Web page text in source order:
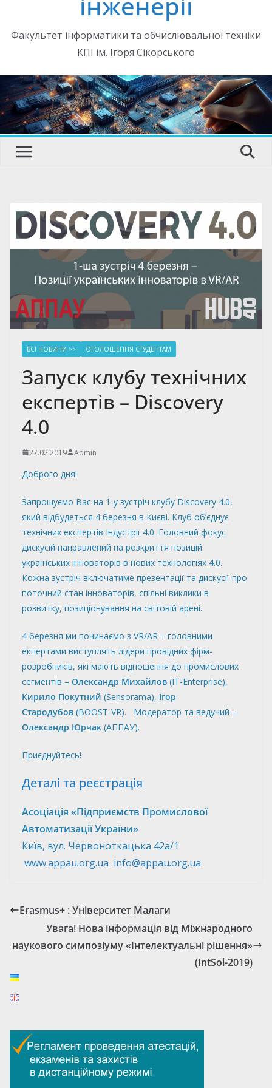
Факультет інформатики та обчислювальної техніки
КПІ ім. Ігоря Сікорського
ВСІ НОВИНИ >> ОГОЛОШЕННЯ СТУДЕНТАМ
Запуск клубу технічних
експертів – Discovery
4.0
27.02.2019 Admin
Доброго дня!
Запрошуємо Вас на 1-у зустріч клубу Discovery 4.0,
який відбудеться 4 березня в Києві. Клуб об’єднує
технічних експертів Індустрії 4.0. Головний фокус
дискусій направлений на розкриття позицій
українських інноваторів в нових технологіях 4.0.
Кожна зустріч включатиме презентації та дискусії про
поточний стан інноваторів, спільні виклики в
розвитку, позиціонування на світовій арені.
4 березня ми починаємо з VR/AR – головними
екпертами виступлять лідери провідних фірм-
розробників, які мають відношення до промислових
сегментів – Олександр Михайлов (IT-Enterprise),
Кирило Покутний (Sensorama), Ігор
Стародубов (BOOST-VR). Модератор та ведучий –
Олександр Юрчак (АППАУ).
Приєднуйтесь!
Деталі та реєстрація
Асоціація «Підприємств Промислової
Автоматизації України»
Київ, вул. Червоноткацька 42а/1
www.appau.org.ua info@appau.org.ua
Erasmus+ : Університет Малаги
Увага! Нова інформація від Міжнародного
наукового симпозіуму «Інтелектуальні рішення»
(IntSol-2019)